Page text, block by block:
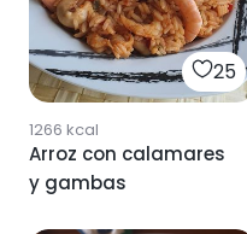
25
1266 kcal
Arroz con calamares
y gambas